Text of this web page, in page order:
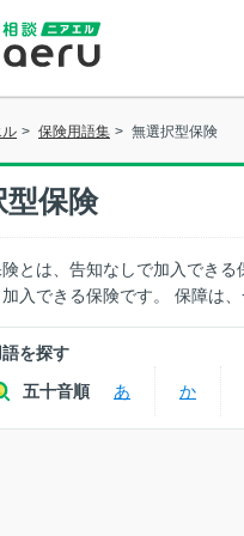
> 保険用語集 > 無選択型保険
型保険
とは、告知なしで加入でき
入できる保険です。 保障は
を探す
五十音順
あ か